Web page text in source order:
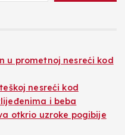
u prometnoj nesreći kod
nesreći kod
i beba
otkrio uzroke pogibije